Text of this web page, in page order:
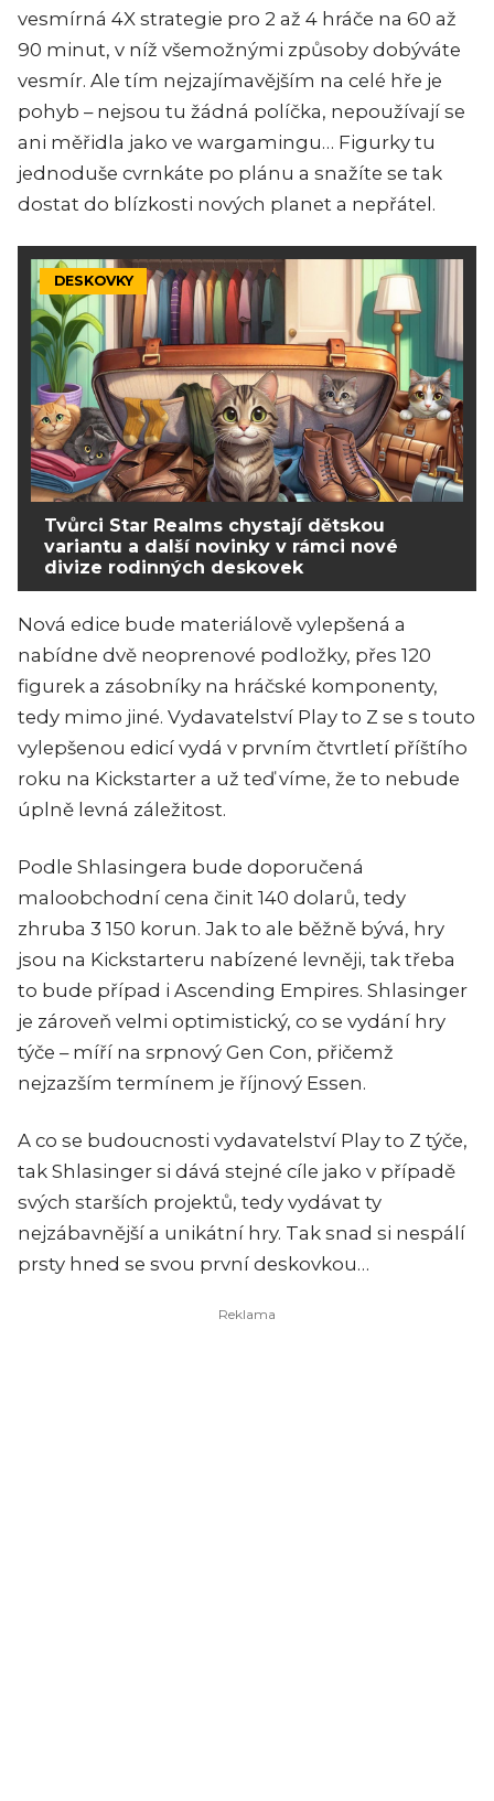
vesmírná 4X strategie pro 2 až 4 hráče na 60 až
90 minut, v níž všemožnými způsoby dobýváte
vesmír. Ale tím nejzajímavějším na celé hře je
pohyb – nejsou tu žádná políčka, nepoužívají se
ani měřidla jako ve wargamingu… Figurky tu
jednoduše cvrnkáte po plánu a snažíte se tak
dostat do blízkosti nových planet a nepřátel.
DESKOVKY
Tvůrci Star Realms chystají dětskou
variantu a další novinky v rámci nové
divize rodinných deskovek
Nová edice bude materiálově vylepšená a
nabídne dvě neoprenové podložky, přes 120
figurek a zásobníky na hráčské komponenty,
tedy mimo jiné. Vydavatelství Play to Z se s touto
vylepšenou edicí vydá v prvním čtvrtletí příštího
roku na Kickstarter a už teď víme, že to nebude
úplně levná záležitost.
Podle Shlasingera bude doporučená
maloobchodní cena činit 140 dolarů, tedy
zhruba 3 150 korun. Jak to ale běžně bývá, hry
jsou na Kickstarteru nabízené levněji, tak třeba
to bude případ i Ascending Empires. Shlasinger
je zároveň velmi optimistický, co se vydání hry
týče – míří na srpnový Gen Con, přičemž
nejzazším termínem je říjnový Essen.
A co se budoucnosti vydavatelství Play to Z týče,
tak Shlasinger si dává stejné cíle jako v případě
svých starších projektů, tedy vydávat ty
nejzábavnější a unikátní hry. Tak snad si nespálí
prsty hned se svou první deskovkou…